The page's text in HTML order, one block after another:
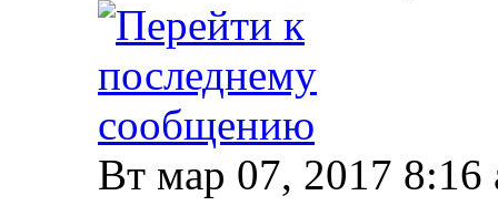
Вт мар 07, 2017 8:16